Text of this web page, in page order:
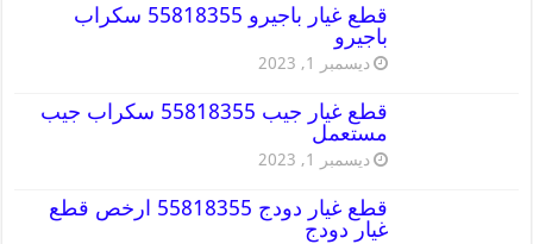
قطع غيار باجيرو 55818355 سكراب
باجيرو
ديسمبر 1, 2023
قطع غيار جيب 55818355 سكراب جيب
مستعمل
ديسمبر 1, 2023
قطع غيار دودج 55818355 ارخص قطع
غيار دودج